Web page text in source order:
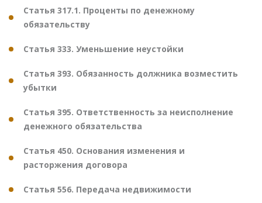
Статья 317.1. Проценты по денежному
обязательству
Статья 333. Уменьшение неустойки
Статья 393. Обязанность должника возместить
убытки
Статья 395. Ответственность за неисполнение
денежного обязательства
Статья 450. Основания изменения и
расторжения договора
Статья 556. Передача недвижимости